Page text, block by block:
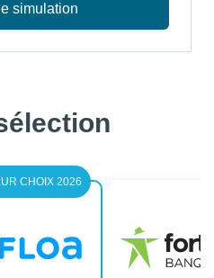
simulation
CHOIX 2026